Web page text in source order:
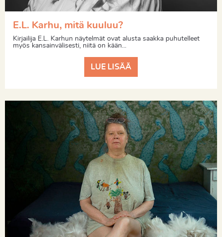
E.L. Karhu, mitä kuuluu?
Kirjailija E.L. Karhun näytelmät ovat alusta saakka puhutelleet
myös kansainvälisesti, niitä on kään...
LUE LISÄÄ